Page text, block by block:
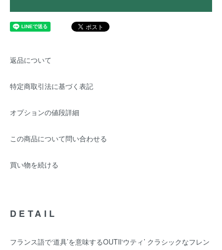
返品について
特定商取引法に基づく表記
オプションの値段詳細
この商品について問い合わせる
買い物を続ける
DETAIL
フランス語で‘道具’を意味するOUTIl‘ウティ’ クラシックなフレン